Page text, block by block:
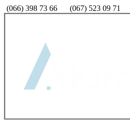
(066) 398 73 66 (067) 523 09 71